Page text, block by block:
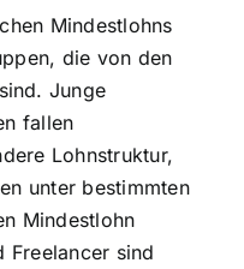
Mindestlohns
die von den
Junge
fallen
Lohnstruktur,
unter bestimmten
Mindestlohn
Freelancer sind